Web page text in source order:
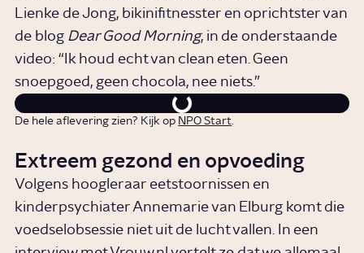
Lienke de Jong, bikinifitnesster en oprichtster van
de blog Dear Good Morning, in de onderstaande
video: “Ik houd echt van clean eten. Geen
snoepgoed, geen chocola, nee niets.”
De hele aflevering zien? Kijk op NPO Start.
Extreem gezond en opvoeding
Volgens hoogleraar eetstoornissen en
kinderpsychiater Annemarie van Elburg komt die
voedselobsessie niet uit de lucht vallen. In een